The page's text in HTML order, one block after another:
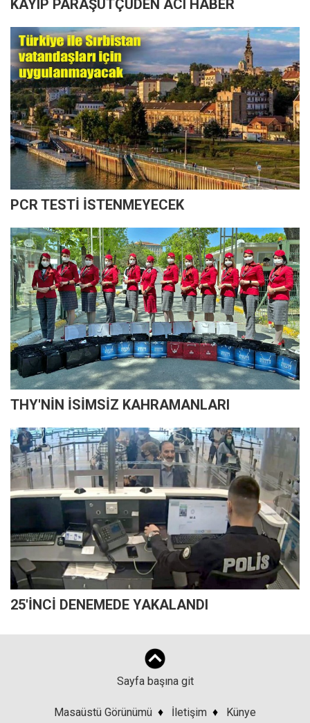
KAYIP PARAŞÜTÇÜDEN ACI HABER
PCR TESTİ İSTENMEYECEK
THY'NİN İSİMSİZ KAHRAMANLARI
25'İNCİ DENEMEDE YAKALANDI
Sayfa başına git
Masaüstü Görünümü ♦ İletişim ♦ Künye